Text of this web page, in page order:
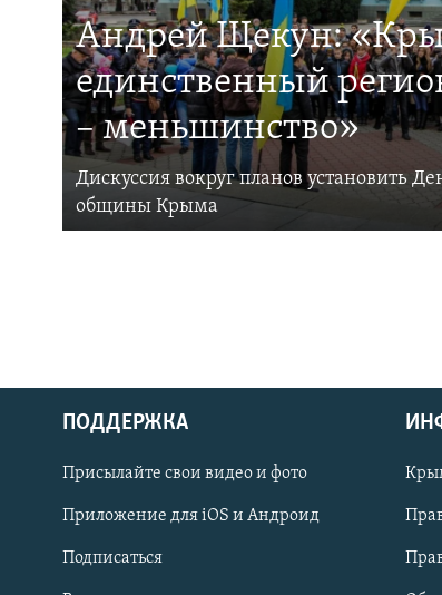
Українською
Qırımtatar
ПРИСОЕДИНЯЙТЕСЬ!
Андрей Щекун:
единственный
– меньшинство»
Дискуссия вокруг планов установить
общины Крыма
ПОДДЕРЖКА
Присылайте свои видео и фото
Приложение для iOS и Андроид
Подписаться